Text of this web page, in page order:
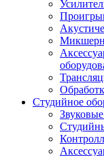
Студийное